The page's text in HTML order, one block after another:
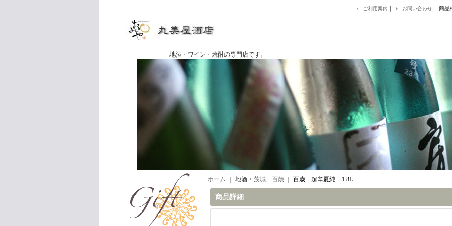
地酒・ワイン・焼酎の専門店です。
ご利用案内 ｜ お問い合わせ 商品
ホーム ｜ 地酒 > 茨城 百歳 百歳 超辛夏純 1.8L
商品詳細